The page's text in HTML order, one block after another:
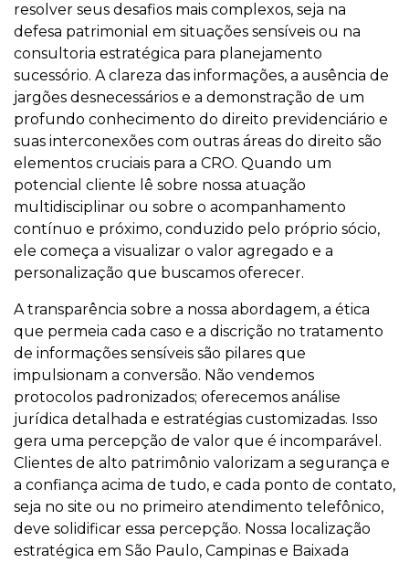
resolver seus desafios mais complexos, seja na
defesa patrimonial em situações sensíveis ou na
consultoria estratégica para planejamento
sucessório. A clareza das informações, a ausência de
jargões desnecessários e a demonstração de um
profundo conhecimento do direito previdenciário e
suas interconexões com outras áreas do direito são
elementos cruciais para a CRO. Quando um
potencial cliente lê sobre nossa atuação
multidisciplinar ou sobre o acompanhamento
contínuo e próximo, conduzido pelo próprio sócio,
ele começa a visualizar o valor agregado e a
personalização que buscamos oferecer.
A transparência sobre a nossa abordagem, a ética
que permeia cada caso e a discrição no tratamento
de informações sensíveis são pilares que
impulsionam a conversão. Não vendemos
protocolos padronizados; oferecemos análise
jurídica detalhada e estratégias customizadas. Isso
gera uma percepção de valor que é incomparável.
Clientes de alto patrimônio valorizam a segurança e
a confiança acima de tudo, e cada ponto de contato,
seja no site ou no primeiro atendimento telefônico,
deve solidificar essa percepção. Nossa localização
estratégica em São Paulo, Campinas e Baixada